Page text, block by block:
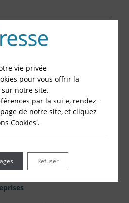
vie privée
pour vous offrir la
notre site.
par la suite, rendez-
de notre site, et cliquez
Cookies'.
Refuser